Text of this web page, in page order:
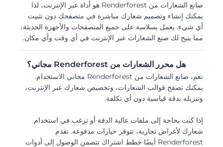
صانع الشعارات من Renderforest هو أداة عبر الإنترنت، لذا
يمكنك إنشاء وتصميم شعارك مباشرة في متصفحك دون تثبيت
أي شيء. يعمل بسلاسة على جميع المتصفحات والأجهزة الحديثة،
مما يتيح لك صنع الشعارات عبر الإنترنت في أي وقت وأي مكان.
هل محرر الشعارات من Renderforest مجاني؟
نعم، صانع الشعارات من Renderforest مجاني الاستخدام.
يمكنك تصفح قوالب الشعارات، وتخصيص شعارك عبر الإنترنت،
وتنزيله بدقة قياسية دون أي تكلفة.
إذا كنت بحاجة إلى ملفات عالية الدقة أو ترغب في استخدام
شعارك لأغراض تجارية، تتوفر خيارات مدفوعة. تقدم
Renderforest أيضًا خطط اشتراك تتضمن الوصول إلى أدوات